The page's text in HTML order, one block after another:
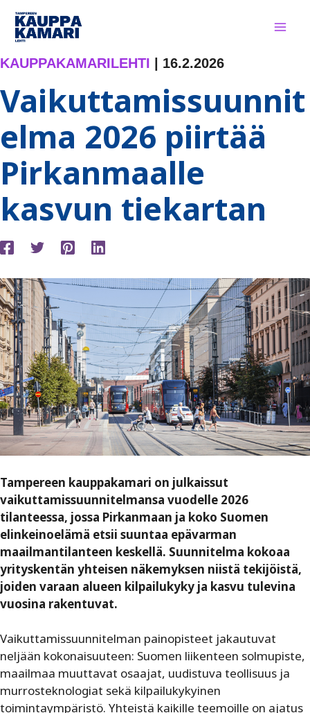
Siirry
sisältöön
KAUPPAKAMARILEHTI 16.2.2026
Vaikuttamissuunnit
elma 2026 piirtää
Pirkanmaalle
kasvun tiekartan
Tampereen kauppakamari on julkaissut
vaikuttamissuunnitelmansa vuodelle 2026
tilanteessa, jossa Pirkanmaan ja koko Suomen
elinkeinoelämä etsii suuntaa epävarman
maailmantilanteen keskellä. Suunnitelma kokoaa
yrityskentän yhteisen näkemyksen niistä tekijöistä,
joiden varaan alueen kilpailukyky ja kasvu tulevina
vuosina rakentuvat.
Vaikuttamissuunnitelman painopisteet jakautuvat
neljään kokonaisuuteen: Suomen liikenteen solmupiste,
maailmaa muuttavat osaajat, uudistuva teollisuus ja
murrosteknologiat sekä kilpailukykyinen
toimintaympäristö. Yhteistä kaikille teemoille on ajatus